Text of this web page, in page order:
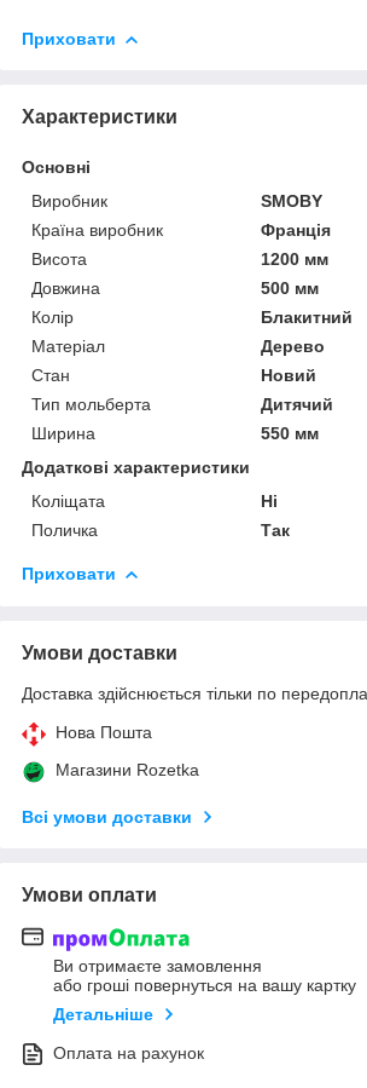
Приховати
Характеристики
Основні
Виробник
SMOBY
Країна виробник
Франція
Висота
1200 мм
Довжина
500 мм
Колір
Блакитний
Матеріал
Дерево
Стан
Новий
Тип мольберта
Дитячий
Ширина
550 мм
Додаткові характеристики
Коліщата
Ні
Поличка
Так
Приховати
Умови доставки
Доставка здійснюється тільки по
Нова Пошта
Магазини Rozetka
Всі умови доставки
Умови оплати
Ви отримаєте замовлення
або гроші повернуться на вашу картку
Детальніше
Оплата на рахунок